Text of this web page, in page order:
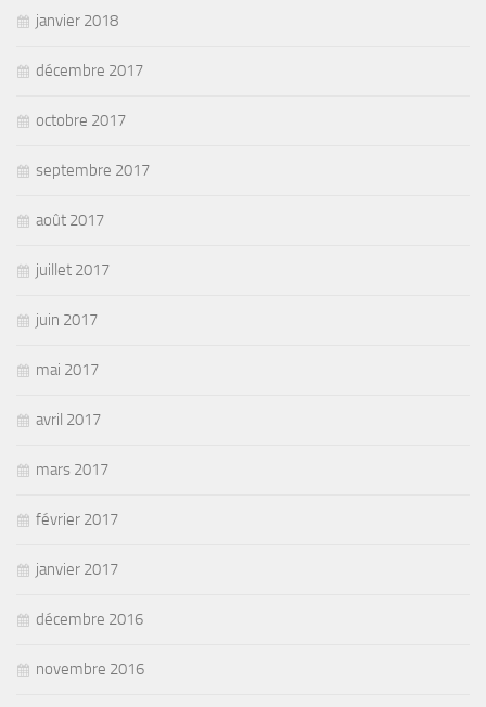
janvier 2018
décembre 2017
octobre 2017
septembre 2017
août 2017
juillet 2017
juin 2017
mai 2017
avril 2017
mars 2017
février 2017
janvier 2017
décembre 2016
novembre 2016